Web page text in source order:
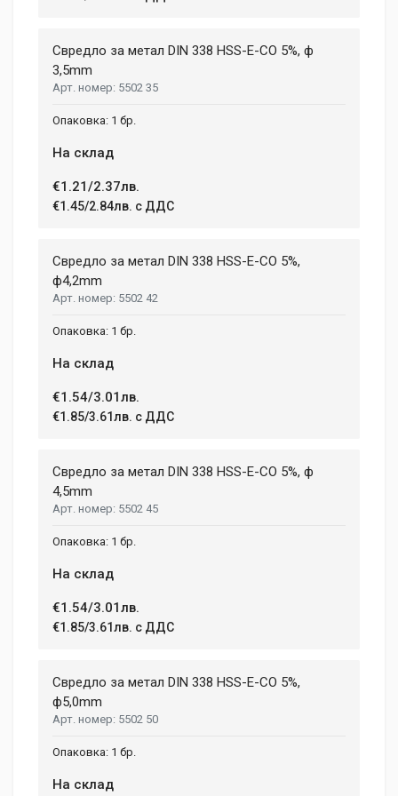
Your Name
Email Address
Post Your Review
Свредло за метал DIN 338 HSS-E-CO 5%, ф
3,5mm
5502 35
1 бр.
На склад
€1.21/2.37лв.
€1.45/2.84лв. с ДДС
Свредло за метал DIN 338 HSS-E-CO 5%,
ф4,2mm
5502 42
1 бр.
На склад
€1.54/3.01лв.
€1.85/3.61лв. с ДДС
Свредло за метал DIN 338 HSS-E-CO 5%, ф
4,5mm
5502 45
1 бр.
На склад
€1.54/3.01лв.
€1.85/3.61лв. с ДДС
Свредло за метал DIN 338 HSS-E-CO 5%,
ф5,0mm
5502 50
1 бр.
На склад